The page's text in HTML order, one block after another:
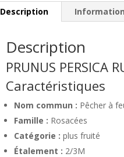
Description
Description
PRUNUS PERSICA
Caractéristiques
Nom commun : Pêcher à
Famille : Rosacées
Catégorie :plus fruité
Étalement : 2/3M